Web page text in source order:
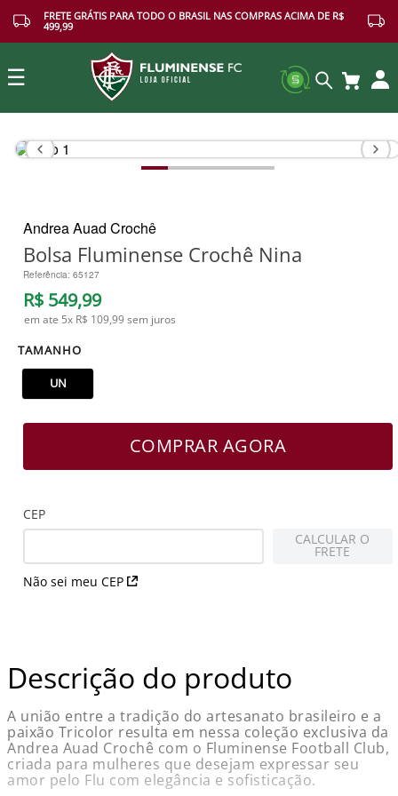
FRETE GRÁTIS PARA TODO O BRASIL NAS COMPRAS ACIMA DE R$
499,99
☰
Buscar
Andrea Auad Crochê
Bolsa Fluminense Crochê Nina
Referência: 65127
R$ 549,99
em ate 5x R$ 109,99sem juros
TAMANHO
UN
COMPRAR AGORA
CEP
Não sei meu CEP
CALCULAR O
FRETE
Descrição do produto
A união entre a tradição do artesanato brasileiro e a
paixão Tricolor resulta em nessa coleção exclusiva da
Andrea Auad Crochê com o Fluminense Football Club,
criada para mulheres que desejam expressar seu
amor pelo Flu com elegância e sofisticação.